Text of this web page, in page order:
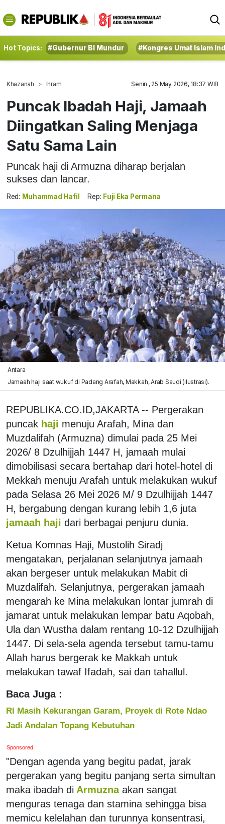
Hot Topics: #Gubernur BI Mundur #Kongres Umat Islam
Khazanah Ihram Senin , 25 May 2026, 18:37 WIB
Puncak Ibadah Haji, Jamaah
Diingatkan Saling Menjaga
Satu Sama Lain
Puncak haji di Armuzna diharap berjalan
sukses dan lancar.
Red: Muhammad Hafil Rep: Fuji Eka Permana
Antara
Jamaah haji saat wukuf di Padang Arafah, Makkah, Arab Saudi (ilustrasi).
REPUBLIKA.CO.ID,JAKARTA -- Pergerakan
puncak haji menuju Arafah, Mina dan
Muzdalifah (Armuzna) dimulai pada 25 Mei
2026/ 8 Dzulhijjah 1447 H, jamaah mulai
dimobilisasi secara bertahap dari hotel-hotel di
Mekkah menuju Arafah untuk melakukan wukuf
pada Selasa 26 Mei 2026 M/ 9 Dzulhijjah 1447
H, bergabung dengan kurang lebih 1,6 juta
jamaah haji dari berbagai penjuru dunia.
Ketua Komnas Haji, Mustolih Siradj
mengatakan, perjalanan selanjutnya jamaah
akan bergeser untuk melakukan Mabit di
Muzdalifah. Selanjutnya, pergerakan jamaah
mengarah ke Mina melakukan lontar jumrah di
jamarat untuk melakukan lempar batu Aqobah,
Ula dan Wustha dalam rentang 10-12 Dzulhijjah
1447. Di sela-sela agenda tersebut tamu-tamu
Allah harus bergerak ke Makkah untuk
melakukan tawaf Ifadah, sai dan tahallul.
Baca Juga :
RI Masih Kekurangan Garam, Proyek di Rote Ndao
Jadi Andalan Topang Kebutuhan
Sponsored
"Dengan agenda yang begitu padat, jarak
pergerakan yang begitu panjang serta simultan
maka ibadah di Armuzna akan sangat
menguras tenaga dan stamina sehingga bisa
memicu kelelahan dan turunnya konsentrasi,